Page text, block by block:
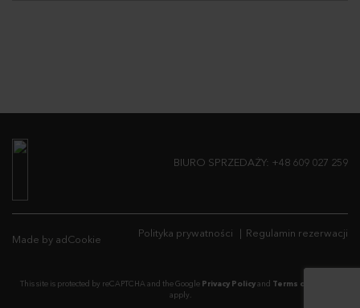
BIURO SPRZEDAŻY: +48 609 027 259
Made by adCookie
Polityka prywatności Regulamin rezerwacji
This site is protected by reCAPTCHA and the Google Privacy Policy and
Terms of Service
apply.